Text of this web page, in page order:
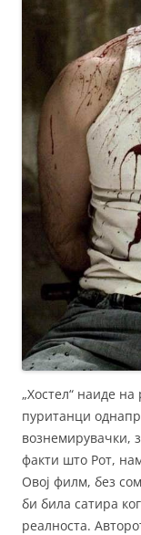
„Хостел“ наиде
пуританци
вознемирувачки,
факти што Рот,
Овој филм, без
би била сатира
реалноста.